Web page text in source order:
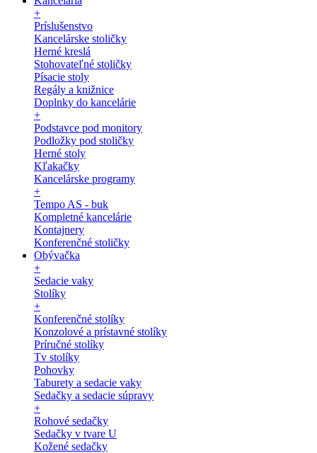
+
Príslušenstvo
Kancelárske stoličky
Herné kreslá
Stohovateľné stoličky
Písacie stoly
Regály a knižnice
Doplnky do kancelárie
+
Podstavce pod monitory
Podložky pod stoličky
Herné stoly
Kľakačky
Kancelárske programy
+
Tempo AS - buk
Kompletné kancelárie
Kontajnery
Konferenčné stoličky
Obývačka
+
Sedacie vaky
Stolíky
+
Konferenčné stolíky
Konzolové a prístavné stolíky
Príručné stolíky
Tv stolíky
Pohovky
Taburety a sedacie vaky
Sedačky a sedacie súpravy
+
Rohové sedačky
Sedačky v tvare U
Kožené sedačky